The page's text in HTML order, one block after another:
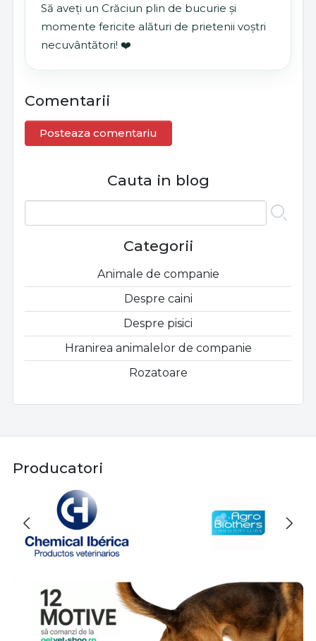
Cauta in blog
Categorii
Animale de companie
Despre caini
Despre pisici
Hranirea animalelor de companie
Rozatoare
Să aveți un Crăciun plin de bucurie și
momente fericite alături de prietenii voștri
necuvântători! ❤️
Comentarii
Posteaza comentariu
Producatori